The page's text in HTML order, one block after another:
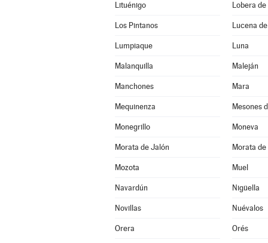
Lituénigo Lobera de
Los Pintanos Lucena
Lumpiaque Luna
Malanquilla Maleján
Manchones Mara
Mequinenza Mesones
Monegrillo Moneva
Morata de Jalón Morata
Mozota Muel
Navardún Nigüella
Novillas Nuévalos
Orera Orés